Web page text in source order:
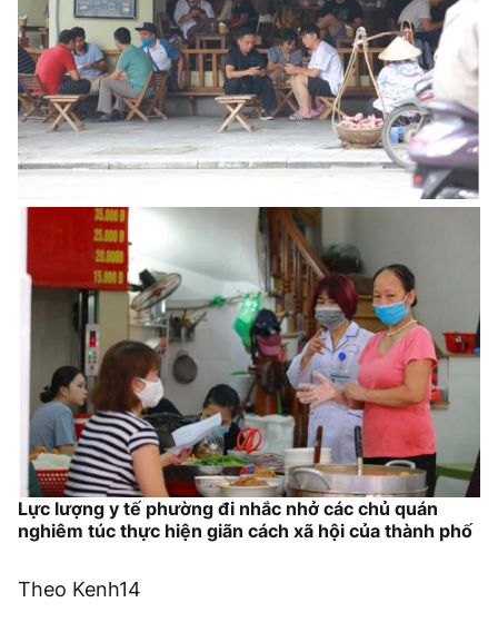
Lực lượng y tế phường đi nhắc nhở các chủ quán
nghiêm túc thực hiện giãn cách xã hội của thành phố
Theo Kenh14